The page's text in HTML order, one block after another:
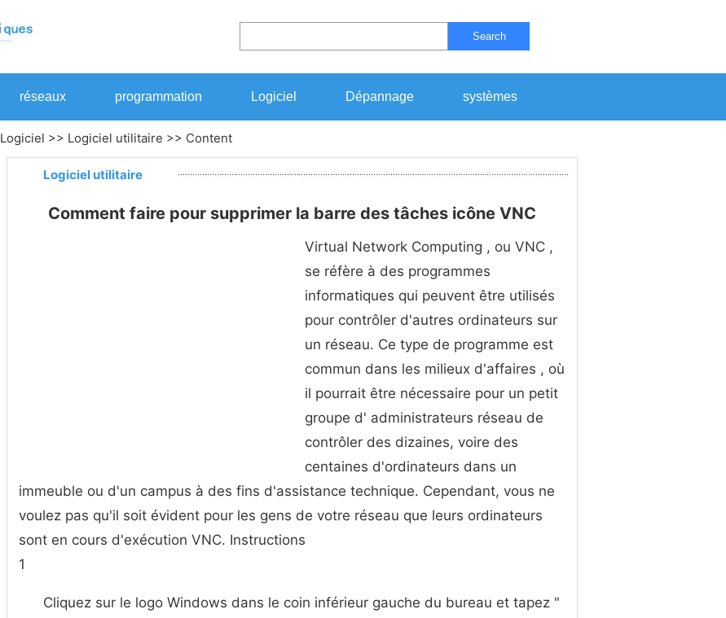
Search
réseaux programmation Logiciel Dépannage systèmes
Logiciel >> Logiciel utilitaire >> Content
Logiciel utilitaire
Comment faire pour supprimer la barre des tâches icône VNC
Virtual Network Computing , ou VNC ,
se réfère à des programmes
informatiques qui peuvent être utilisés
pour contrôler d'autres ordinateurs sur
un réseau. Ce type de programme est
commun dans les milieux d'affaires , où
il pourrait être nécessaire pour un petit
groupe d' administrateurs réseau de
contrôler des dizaines, voire des
centaines d'ordinateurs dans un
immeuble ou d'un campus à des fins d'assistance technique. Cependant, vous ne
voulez pas qu'il soit évident pour les gens de votre réseau que leurs ordinateurs
sont en cours d'exécution VNC. Instructions
1
Cliquez sur le logo Windows dans le coin inférieur gauche du bureau et tapez "